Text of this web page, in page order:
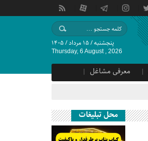
پنجشنبه / ۱۵ مرداد / ۱۴۰۵
Thursday, 6 August , 2026
معرفی مشاغل
محل تبلیغات